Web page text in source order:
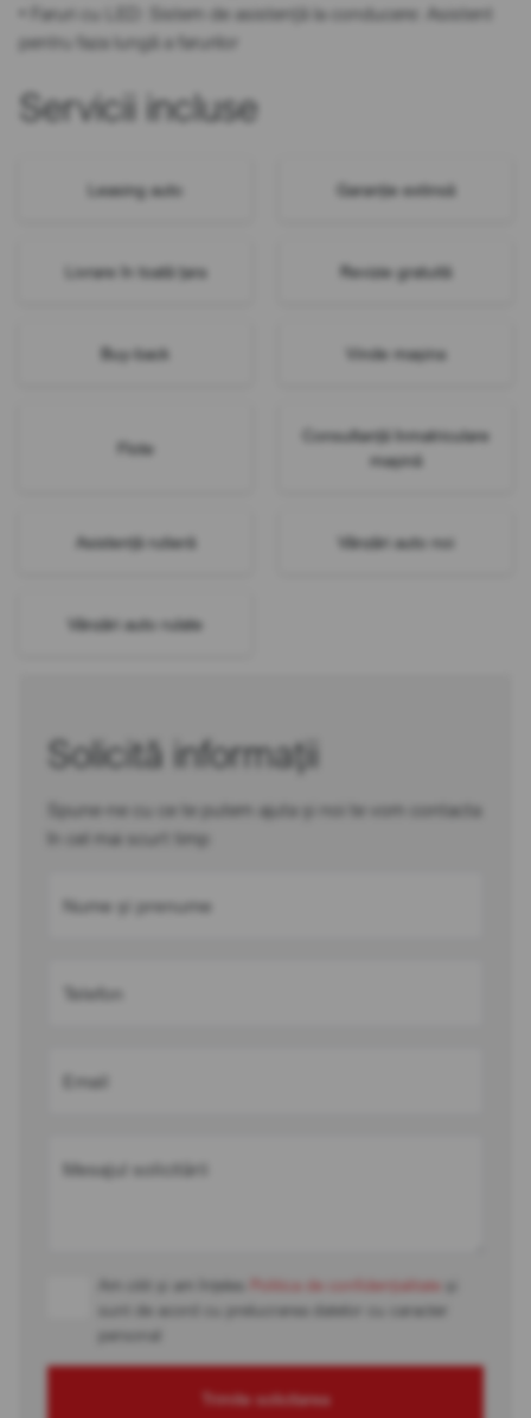
• Faruri cu LED: Sistem de asistență la conducere: Asistent
pentru faza lungă a farurilor
Servicii incluse
Leasing auto Garanție extinsă
Livrare în toată țara Revizie gratuită
Buy-back Vinde mașina
Flote
Consultanță înmatriculare
mașină
Asistență rutieră Vânzări auto noi
Vânzări auto rulate
Solicită informații
Spune-ne cu ce te putem ajuta și noi te vom contacta
în cel mai scurt timp
Nume și prenume
Telefon
Email
Mesajul solicitării
Am citit și am înțeles Politica de confidențialitate
sunt de acord cu prelucrarea datelor cu caracter
personal
Trimite solicitarea